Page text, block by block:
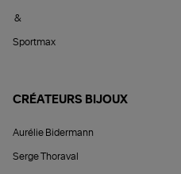
&
Sportmax
CRÉATEURS BIJOUX
Aurélie Bidermann
Serge Thoraval